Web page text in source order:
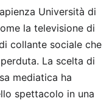
Università di
la televisione di
collante sociale che
La scelta di
mediatica ha
spettacolo in una